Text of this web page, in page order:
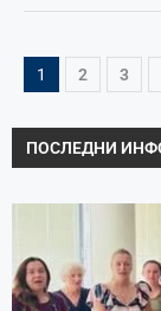
1 2 3
ПОСЛЕДНИ